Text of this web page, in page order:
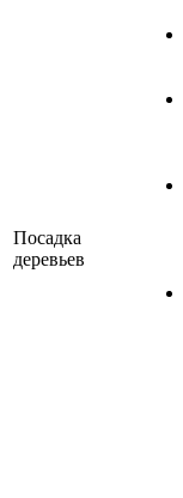
Посадка
деревьев